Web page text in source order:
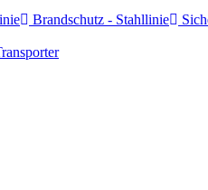
Brandschutz - Stahllinie